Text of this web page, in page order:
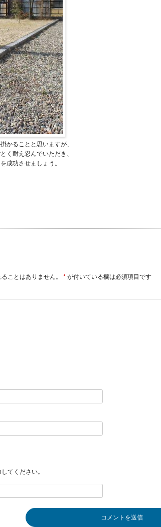
かることと思いますが、
く耐え忍んでいただき、
成功させましょう。
ことはありません。 * が付いている欄は必須項目です
てください。